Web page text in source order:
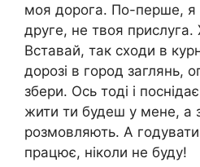
моя дорога. По-перше, я
друге, не твоя прислуга.
Вставай, так сходи в
дорозі в город заглянь,
збери. Ось тоді і
жити ти будеш у мене, а
розмовляють. А
працює, ніколи не буду!